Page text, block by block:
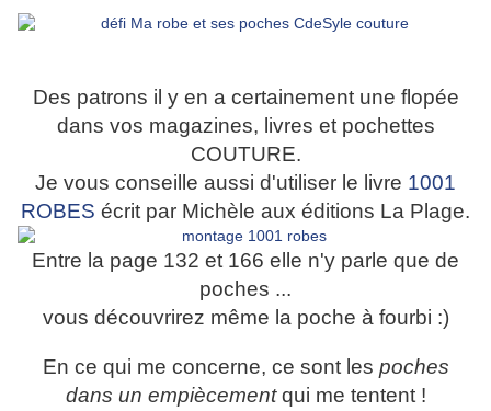
Des patrons il y en a certainement une flopée
dans vos magazines, livres et pochettes
COUTURE.
Je vous conseille aussi d'utiliser le livre 1001
ROBES écrit par Michèle aux éditions La Plage.
Entre la page 132 et 166 elle n'y parle que de
poches ...
vous découvrirez même la poche à fourbi :)
En ce qui me concerne, ce sont les poches
dans un empiècementqui me tentent !